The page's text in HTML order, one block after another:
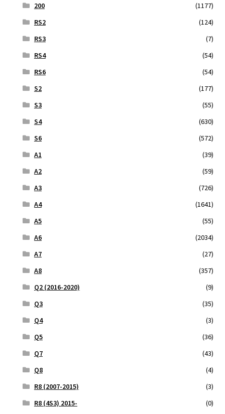
200
(1177)
RS2
(124)
RS3
(7)
RS4
(54)
RS6
(54)
S2
(177)
S3
(55)
S4
(630)
S6
(572)
A1
(39)
A2
(59)
A3
(726)
A4
(1641)
A5
(55)
A6
(2034)
A7
(27)
A8
(357)
Q2 (2016-2020)
(9)
Q3
(35)
Q4
(3)
Q5
(36)
Q7
(43)
Q8
(4)
R8 (2007-2015)
(3)
R8 (4S3) 2015-
(0)